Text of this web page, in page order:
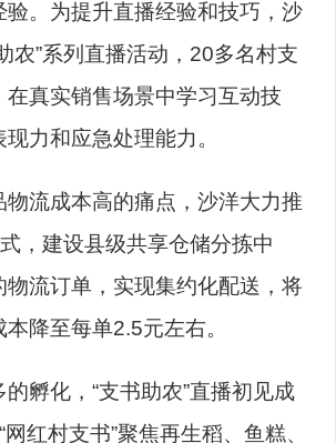
验。为提升直播经验和技巧，沙
农”系列直播活动，20多名村支
在真实销售场景中学习互动技
力和应急处理能力。
物流成本高的痛点，沙洋大力推
，建设县级共享仓储分拣中
物流订单，实现集约化配送，将
降至每单2.5元左右。
孵化，“支书助农”直播初见成
红村支书”聚焦再生稻、鱼糕、